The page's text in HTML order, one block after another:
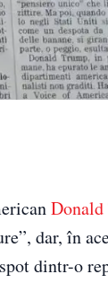
dar, în
dintr-o